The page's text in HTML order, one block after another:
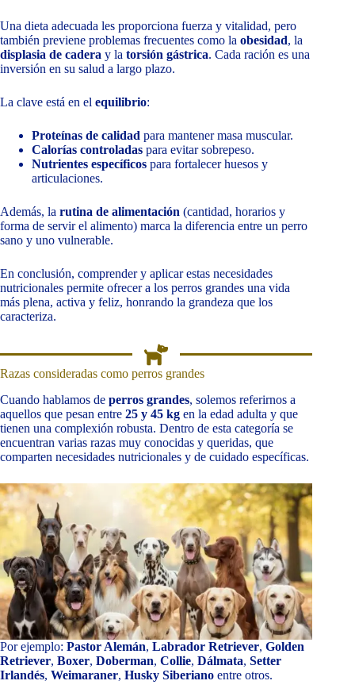
Una dieta adecuada les proporciona fuerza y vitalidad, pero
también previene problemas frecuentes como la obesidad, la
displasia de cadera y la torsión gástrica. Cada ración es una
inversión en su salud a largo plazo.
La clave está en el equilibrio:
Proteínas de calidad para mantener masa muscular.
Calorías controladas para evitar sobrepeso.
Nutrientes específicos para fortalecer huesos y
articulaciones.
Además, la rutina de alimentación (cantidad, horarios y
forma de servir el alimento) marca la diferencia entre un perro
sano y uno vulnerable.
En conclusión, comprender y aplicar estas necesidades
nutricionales permite ofrecer a los perros grandes una vida
más plena, activa y feliz, honrando la grandeza que los
caracteriza.
Razas consideradas como perros grandes
Cuando hablamos de perros grandes, solemos referirnos a
aquellos que pesan entre 25 y 45 kg en la edad adulta y que
tienen una complexión robusta. Dentro de esta categoría se
encuentran varias razas muy conocidas y queridas, que
comparten necesidades nutricionales y de cuidado específicas.
Por ejemplo: Pastor Alemán, Labrador Retriever, Golden
Retriever, Boxer, Doberman, Collie, Dálmata, Setter
Irlandés, Weimaraner, Husky Siberiano entre otros.